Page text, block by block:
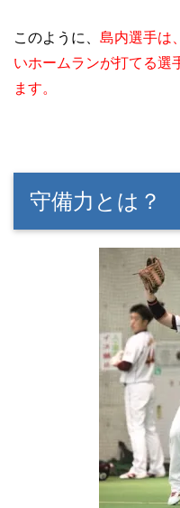
このように、 島内選手は
いホームランが打てる選
ます。
守備力とは？